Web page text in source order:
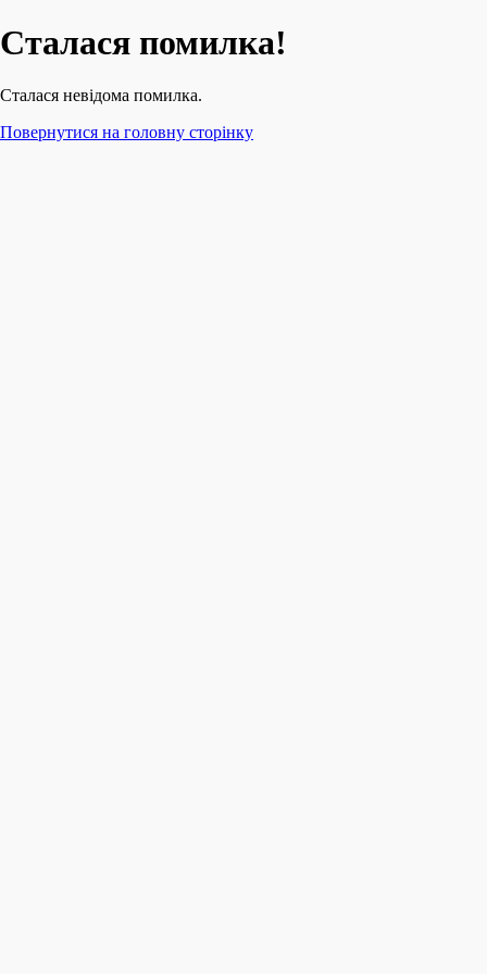
Сталася помилка!
Сталася невідома помилка.
Повернутися на головну сторінку